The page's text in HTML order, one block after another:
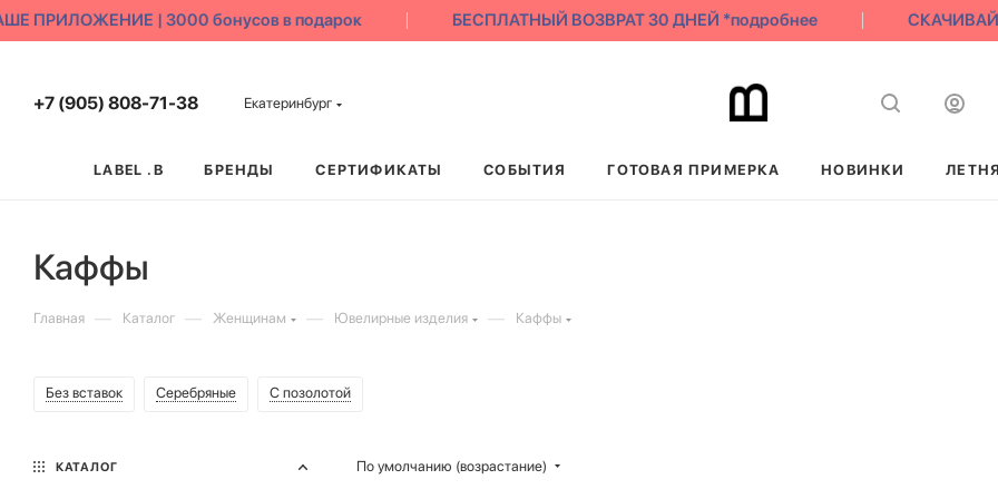
ПРИЛОЖЕНИЕ | 3000 бонусов в подарок БЕСПЛАТНЫЙ ВОЗВРАТ 30 ДНЕЙ *подробнее СКАЧИВАЙ
+7 (905) 808-71-38 Екатеринбург
LABEL .B БРЕНДЫ СЕРТИФИКАТЫ СОБЫТИЯ ГОТОВАЯ ПРИМЕРКА НОВИНКИ
Каффы
Главная — Каталог — Женщинам — Ювелирные изделия — Каффы
Без вставок Серебряные С позолотой
По умолчанию (возрастание)
КАТАЛОГ